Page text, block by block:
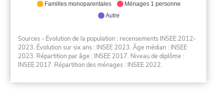
Familles monoparentales
Ménages 1 personne
Autre
Sources - Évolution de la population : recensements INSEE 2012-
2023. Évolution sur six ans : INSEE 2023. Âge médian : INSEE
2023. Répartition par âge : INSEE 2017. Niveau de diplôme :
INSEE 2017. Répartition des ménages : INSEE 2022.